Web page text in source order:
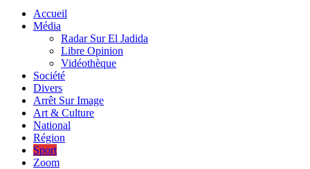
Accueil
Média
Radar Sur El Jadida
Libre Opinion
Vidéothèque
Société
Divers
Arrêt Sur Image
Art & Culture
National
Région
Sport
Zoom